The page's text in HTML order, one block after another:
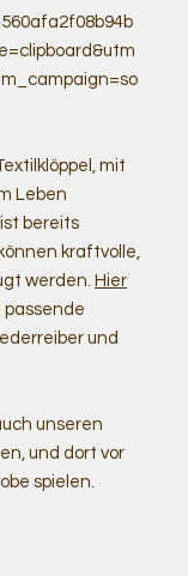
mit
Leben
bereits
kraftvolle,
werden. Hier
und
unseren
und dort vor
spielen.